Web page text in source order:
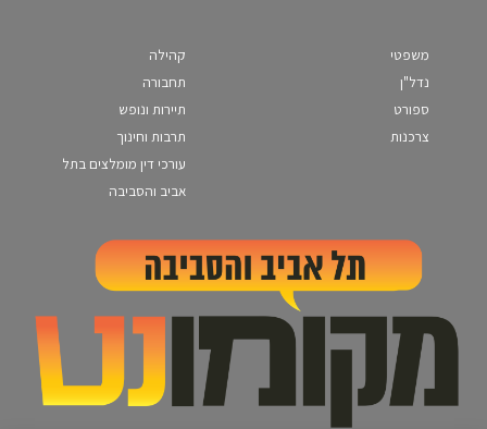
משפטי
נדל"ן
ספורט
צרכנות
קהילה
תחבורה
תיירות ונופש
תרבות וחינוך
עורכי דין מומלצים בתל
אביב והסביבה